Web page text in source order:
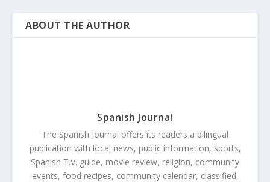
ABOUT THE AUTHOR
Spanish Journal
The Spanish Journal offers its readers a bilingual
publication with local news, public information, sports,
Spanish T.V. guide, movie review, religion, community
events, food recipes, community calendar, classified,